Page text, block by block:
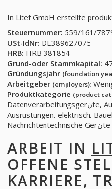
In Litef GmbH erstellte
Steuernummer: 559/161/
USt-IdNr: DE389627075
HRB: HRB 381854
Grund-oder Stammkapital:
Gründungsjahr (foundation
Arbeitgeber (employers):
Produktkategorie (product
Datenverarbeitungsgerنte, Ausrüstungen für Fahrzeuge,
Ausrüstungen, elektrisch,
Nachrichtentechnische Gerنte
ARBEIT IN
OFFENE
KARRIERE,